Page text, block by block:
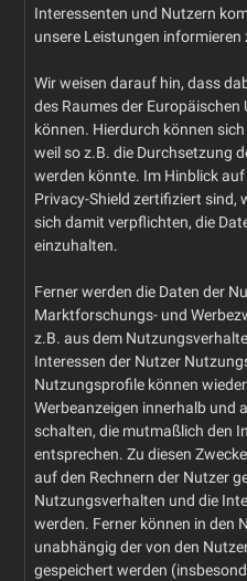
Interessenten und Nutzern
unsere Leistungen informieren
Wir weisen darauf hin, dass
des Raumes der
können. Hierdurch können
weil so z.B. die Durchsetzung
werden könnte. Im Hinblick
Privacy-Shield zertifiziert sind,
sich damit verpflichten, die
einzuhalten.
Ferner werden die Daten der
Marktforschungs- und
z.B. aus dem
Interessen der Nutzer
Nutzungsprofile können
Werbeanzeigen innerhalb und
schalten, die mutmaßlich den
entsprechen. Zu diesen
auf den Rechnern der Nutzer
Nutzungsverhalten und die
werden. Ferner können in den
unabhängig der von den
gespeichert werden